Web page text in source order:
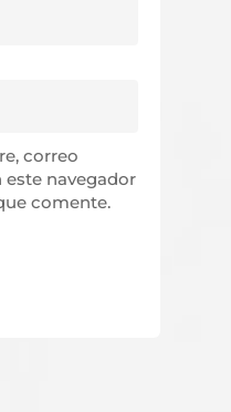
correo
navegador
comente.